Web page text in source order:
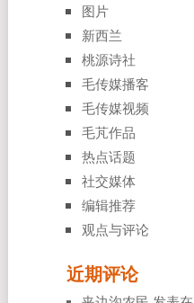
图片
新西兰
桃源诗社
毛传媒播客
毛传媒视频
毛芃作品
热点话题
社交媒体
编辑推荐
观点与评论
近期评论